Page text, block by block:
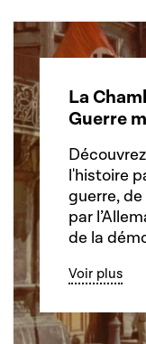
La
Guerre
l'histoire
guerre, de
par
de la
Voir plus